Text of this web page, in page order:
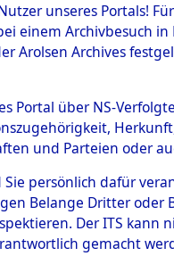
Aktion
→0260
unseres Portals!
einem Archivbesuch
Arolsen Archives
Portal über NS-
und Parteien oder
Sie persönlich dafür
Belange Dritter
Der ITS
gemacht